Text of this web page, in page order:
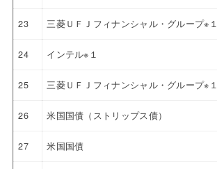
23 三菱ＵＦＪフィナンシャル・グループ※１
24 インテル※１
25 三菱ＵＦＪフィナンシャル・グループ※１
26 米国国債（ストリップス債）
27 米国国債